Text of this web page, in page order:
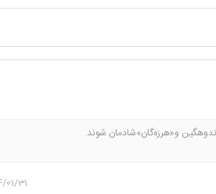
«مردم» اندوهگین و«هرزه‌گان»شادمان
،سوریه،یمن،امریکا،فلسطین،عراق ،فرانسه ،لبنان
01/31